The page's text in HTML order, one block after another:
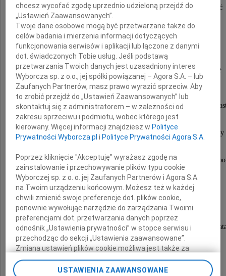
Z głębokim smutkiem przyjęliśmy wiadomość
o śmierci
Jolanty Małkowskiej
wieloletniego, cenionego pracownika Urzędu
Trudno pogodzić się z faktem, że nie ma już wśród nas
oddanej swojej pracy i zawsze gotowej do niesienia
Rodzinie, Bliskim
oraz wszystkim, których dotknęła ta bolesna
składamy szczere wyrazy współczucia
chcesz wycofać zgodę uprzednio udzieloną przejdź do
„Ustawień Zaawansowanych”.
Twoje dane osobowe mogą być przetwarzane także do
celów badania i mierzenia informacji dotyczących
funkcjonowania serwisów i aplikacji lub łączone z danymi
dot. świadczonych Tobie usług. Jeśli podstawą
przetwarzania Twoich danych jest uzasadniony interes
Wyborcza sp. z o.o., jej spółki powiązanej – Agora S.A. – lub
Zaufanych Partnerów, masz prawo wyrazić sprzeciw. Aby
to zrobić przejdź do „Ustawień Zaawansowanych” lub
skontaktuj się z administratorem – w zależności od
zakresu sprzeciwu i podmiotu, wobec którego jest
kierowany. Więcej informacji znajdziesz wPolityce
Prywatności Wyborcza.pl iPolityce Prywatności Agora S.A.
Poprzez kliknięcie "Akceptuję" wyrażasz zgodę na
zainstalowanie i przechowywanie plików typu cookie
Wyborczej sp. z o. o. jej Zaufanych Partnerów i Agora S.A.
na Twoim urządzeniu końcowym. Możesz też w każdej
chwili zmienić swoje preferencje dot. plików cookie,
ponownie wywołując narzędzie do zarządzania Twoimi
preferencjami dot. przetwarzania danych poprzez
odnośnik „Ustawienia prywatności” w stopce serwisu i
przechodząc do sekcji „Ustawienia zaawansowane”.
Zmiana ustawień plików cookie możliwa jest także za
pomocą ustawień przeglądarki.
USTAWIENIA ZAAWANSOWANE